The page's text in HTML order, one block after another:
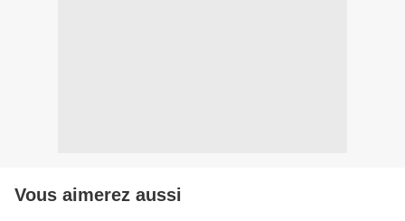
Vous aimerez aussi